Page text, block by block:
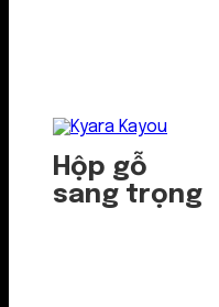
Hộp gỗ
sang trọng